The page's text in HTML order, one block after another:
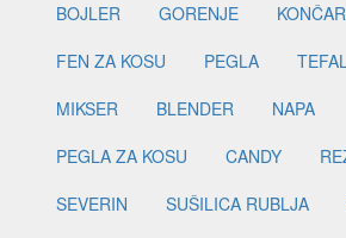
BOJLER
GORENJE
KONČAR
FEN ZA KOSU
PEGLA
MIKSER
BLENDER
NAPA
PEGLA ZA KOSU
CANDY
SEVERIN
SUŠILICA RUBLJA